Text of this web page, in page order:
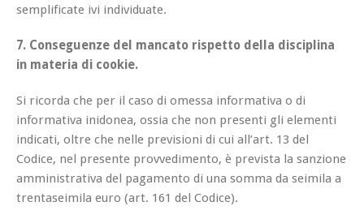
semplificate ivi individuate.
7. Conseguenze del mancato rispetto della disciplina
in materia di cookie.
Si ricorda che per il caso di omessa informativa o di
informativa inidonea, ossia che non presenti gli elementi
indicati, oltre che nelle previsioni di cui all’art. 13 del
Codice, nel presente provvedimento, è prevista la sanzione
amministrativa del pagamento di una somma da seimila a
trentaseimila euro (art. 161 del Codice).